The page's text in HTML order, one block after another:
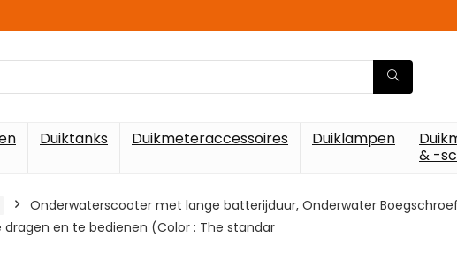
Duiktanks Duikmeteraccessoires Duiklampen
& -
Onderwaterscooter met lange batterijduur, Onderwater
en te bedienen (Color : The standar